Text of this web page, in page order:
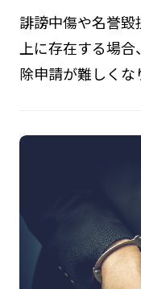
誹謗中傷や名誉
上に存在する場
除申請が難しくな